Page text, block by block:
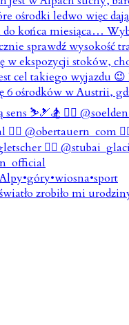
zrobiło mi